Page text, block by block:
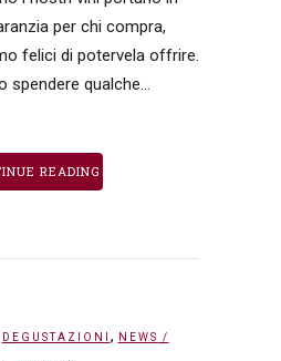
per chi compra,
felici di potervela offrire.
spendere qualche...
READING
DEGUSTAZIONI , NEWS /